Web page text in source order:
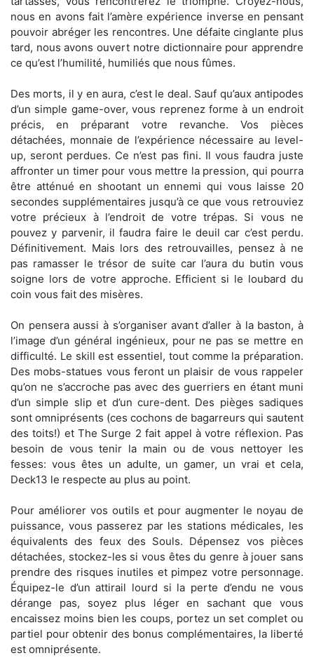
nous en avons fait l’amère expérience inverse en pensant
pouvoir abréger les rencontres. Une défaite cinglante plus
tard, nous avons ouvert notre dictionnaire pour apprendre
ce qu’est l’humilité, humiliés que nous fûmes.
Des morts, il y en aura, c’est le deal. Sauf qu’aux antipodes
d’un simple game-over, vous reprenez forme à un endroit
précis, en préparant votre revanche. Vos pièces
détachées, monnaie de l’expérience nécessaire au level-
up, seront perdues. Ce n’est pas fini. Il vous faudra juste
affronter un timer pour vous mettre la pression, qui pourra
être atténué en shootant un ennemi qui vous laisse 20
secondes supplémentaires jusqu’à ce que vous retrouviez
votre précieux à l’endroit de votre trépas. Si vous ne
pouvez y parvenir, il faudra faire le deuil car c’est perdu.
Définitivement. Mais lors des retrouvailles, pensez à ne
pas ramasser le trésor de suite car l’aura du butin vous
soigne lors de votre approche. Efficient si le loubard du
coin vous fait des misères.
On pensera aussi à s’organiser avant d’aller à la baston, à
l’image d’un général ingénieux, pour ne pas se mettre en
difficulté. Le skill est essentiel, tout comme la préparation.
Des mobs-statues vous feront un plaisir de vous rappeler
qu’on ne s’accroche pas avec des guerriers en étant muni
d’un simple slip et d’un cure-dent. Des pièges sadiques
sont omniprésents (ces cochons de bagarreurs qui sautent
des toits!) et The Surge 2 fait appel à votre réflexion. Pas
besoin de vous tenir la main ou de vous nettoyer les
fesses: vous êtes un adulte, un gamer, un vrai et cela,
Deck13 le respecte au plus au point.
Pour améliorer vos outils et pour augmenter le noyau de
puissance, vous passerez par les stations médicales, les
équivalents des feux des Souls. Dépensez vos pièces
détachées, stockez-les si vous êtes du genre à jouer sans
prendre des risques inutiles et pimpez votre personnage.
Équipez-le d’un attirail lourd si la perte d’endu ne vous
dérange pas, soyez plus léger en sachant que vous
encaissez moins bien les coups, portez un set complet ou
partiel pour obtenir des bonus complémentaires, la liberté
est omniprésente.